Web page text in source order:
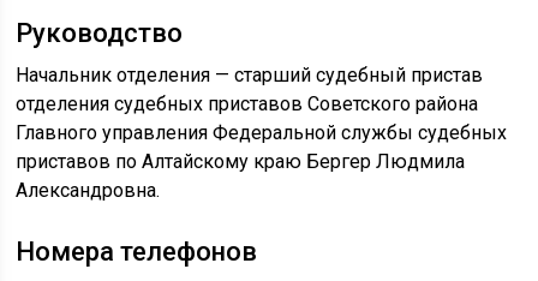
Руководство
Начальник отделения — старший судебный пристав
отделения судебных приставов Советского района
Главного управления Федеральной службы судебных
приставов по Алтайскому краю Бергер Людмила
Александровна.
Номера телефонов